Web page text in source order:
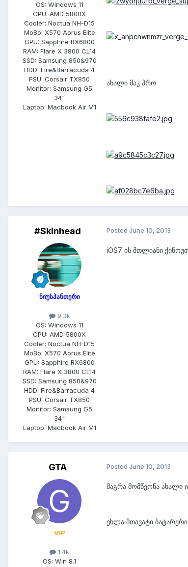
OS: Windows 11
CPU: AMD 5800X
Cooler: Noctua NH-D15
MoBo: X570 Aorus Elite
GPU: Sapphire RX6800
RAM: Flare X 3800 CL14
SSD: Samsung 850&970
HDD: Fire&Barracuda 4
PSU: Corsair TX850
Monitor: Samsung G5
34"
Laptop: Macbook Air M1
ახალი მაკ პრო
#Skinhead
ნიუსჰანთერი
9.3k
OS: Windows 11
CPU: AMD 5800X
Cooler: Noctua NH-D15
MoBo: X570 Aorus Elite
GPU: Sapphire RX6800
RAM: Flare X 3800 CL14
SSD: Samsung 850&970
HDD: Fire&Barracuda 4
PSU: Corsair TX850
Monitor: Samsung G5
34"
Laptop: Macbook Air M1
Posted June 10, 2013
iOS7 ის მთლიანი
GTA
VIP
1.4k
OS: Win 8.1
Posted June 10, 2013
მაგრა მომწეონა ახალი
ეხლა მთავატი